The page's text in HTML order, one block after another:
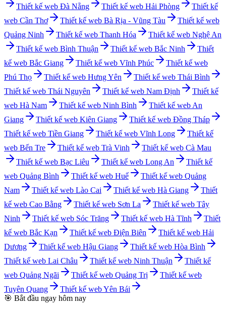
Thiết kế web Đà Nẵng Thiết kế web Hải Phòng
Thiết kế
web Cần Thơ Thiết kế web Bà Rịa - Vũng Tàu
Thiết kế web
Quảng Ninh
Thiết kế web Thanh Hóa Thiết kế web Nghệ An
Thiết kế web Bình Thuận Thiết kế web Bắc Ninh
Thiết
kế web Bắc Giang Thiết kế web Vĩnh Phúc
Thiết kế web
Phú Thọ
Thiết kế web Hưng Yên Thiết kế web Thái Bình
Thiết kế web Thái Nguyên Thiết kế web Nam Định
Thiết kế
web Hà Nam Thiết kế web Ninh Bình Thiết kế web An
Giang
Thiết kế web Kiên Giang Thiết kế web Đồng Tháp
Thiết kế web Tiền Giang Thiết kế web Vĩnh Long
Thiết kế
web Bến Tre Thiết kế web Trà Vinh Thiết kế web Cà Mau
Thiết kế web Bạc Liêu Thiết kế web Long An
Thiết kế
web Quảng Bình Thiết kế web Huế Thiết kế web Quảng
Nam
Thiết kế web Lào Cai Thiết kế web Hà Giang
Thiết
kế web Cao Bằng Thiết kế web Sơn La Thiết kế web Tây
Ninh
Thiết kế web Sóc Trăng Thiết kế web Hà Tĩnh
Thiết
kế web Bắc Kạn Thiết kế web Điện Biên Thiết kế web Hải
Dương
Thiết kế web Hậu Giang Thiết kế web Hòa Bình
Thiết kế web Lai Châu Thiết kế web Ninh Thuận
Thiết kế
web Quảng Ngãi Thiết kế web Quảng Trị
Thiết kế web
Tuyên Quang
Thiết kế webYên Bái
🎯 Bắt đầu ngay hôm nay